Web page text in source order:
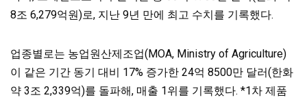
8조 6,279억원)로, 지난 9년 만에 최고 수치를 기록했다.
업종별로는 농업원산제조업(MOA, Ministry of Agriculture)
이 같은 기간 동기 대비 17% 증가한 24억 8500만 달러(한화
약 3조 2,339억)를 돌파해, 매출 1위를 기록했다. *1차 제품